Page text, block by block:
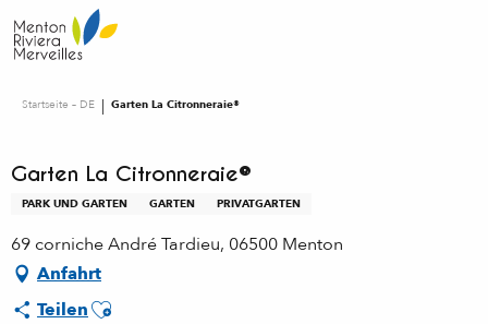
au
contenu
Startseite – DE Garten La Citronneraie®
Garten La Citronneraie®
PARK UND GARTEN GARTEN PRIVATGARTEN
69 corniche André Tardieu, 06500 Menton
Anfahrt
TeilenAjouter aux favoris